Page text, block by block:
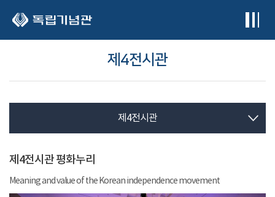
제4전시관
제4전시관
제4전시관 평화누리
Meaning and value of the Korean independence movement